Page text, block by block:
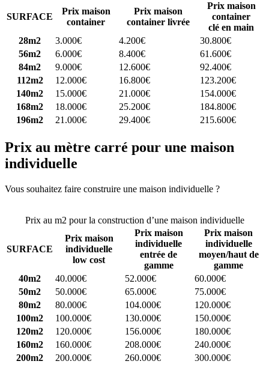
SURFACE
Prix maison
container
Prix maison
container livrée
Prix maison
container
clé en main
28m2
3.000€ 4.200€
30.800€
56m2
6.000€ 8.400€
61.600€
84m2
9.000€ 12.600€
92.400€
112m2
12.000€ 16.800€
123.200€
140m2
15.000€ 21.000€
154.000€
168m2
18.000€ 25.200€
184.800€
196m2
21.000€ 29.400€ 215.600€
Prix au mètre carré pour une maison
individuelle
Vous souhaitez faire construire une maison individuelle ?
Prix au m2 pour la construction d’une maison individuelle
SURFACE
Prix maison
individuelle
low cost
Prix maison
individuelle
entrée de
gamme
Prix maison
individuelle
moyen/haut de
gamme
40m2
40.000€ 52.000€
60.000€
50m2
50.000€ 65.000€
75.000€
80m2
80.000€ 104.000€
120.000€
100m2
100.000€ 130.000€
150.000€
120m2
120.000€ 156.000€
180.000€
160m2
160.000€ 208.000€
240.000€
200m2
200.000€ 260.000€ 300.000€